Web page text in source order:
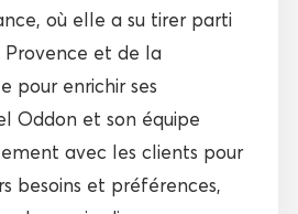
où elle a su tirer parti
et de la
pour enrichir ses
Oddon et son équipe
avec les clients pour
besoins et préférences,